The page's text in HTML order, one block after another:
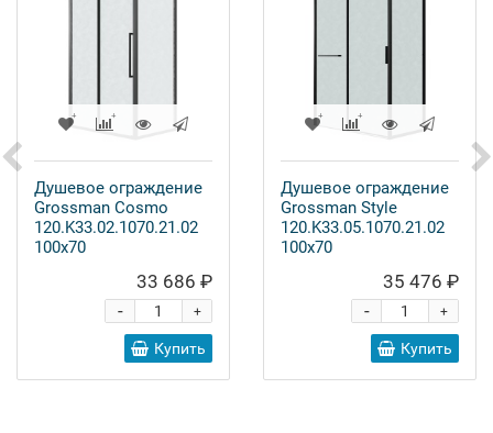
Душевое ограждение
Grossman Cosmo
120.K33.02.1070.21.02
100x70
33 686 ₽
+
-
Купить
Душевое ограждение
Grossman Style
120.K33.05.1070.21.02
100x70
35 476 ₽
+
-
Купить